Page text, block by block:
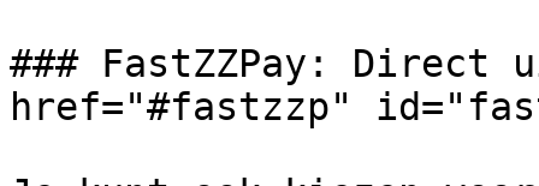
### FastZZPay:
href="#fastzzp"